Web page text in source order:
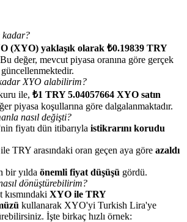
et, nakit ödüller kazan
kadar?
(XYO) yaklaşık olarak ₺0.19839 TRY
Bu değer, mevcut piyasa oranına göre gerçek
XYO alabilirim?
ile, ₺1 TRY 5.04057664 XYO satın
piyasa koşullarına göre dalgalanmaktadır.
nasıl değişti?
fiyatı dün itibarıyla istikrarını korudu
TRY arasındaki oran geçen aya göre azaldı
bir yılda önemli fiyat düşüşü gördü.
dönüştürebilirim?
kısmındaki XYO ile TRY
kullanarak XYO'yi Turkish Lira'ye
İşte birkaç hızlı örnek: